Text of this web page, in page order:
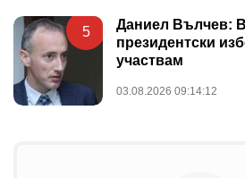
5
Даниел Вълчев:
президентски
участвам
03.08.2026 09:14:12